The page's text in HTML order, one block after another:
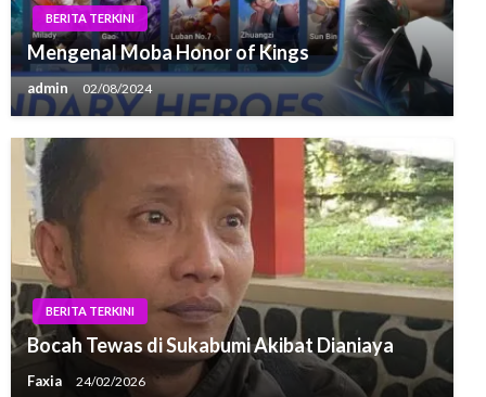
BERITA TERKINI
Mengenal Moba Honor of Kings
admin 02/08/2024
BERITA TERKINI
Bocah Tewas di Sukabumi Akibat Dianiaya
Faxia 24/02/2026